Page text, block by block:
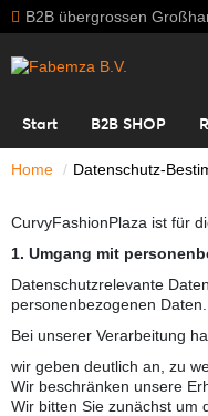
B2B übergrossen
Start B2B SHOP
Home Datenschutz-
CurvyFashionPlaza ist für
1. Umgang mit
Datenschutzrelevante
personenbezogenen
Bei unserer Verarbeitung
wir geben deutlich an, zu
Wir beschränken unsere
Wir bitten Sie zunächst um